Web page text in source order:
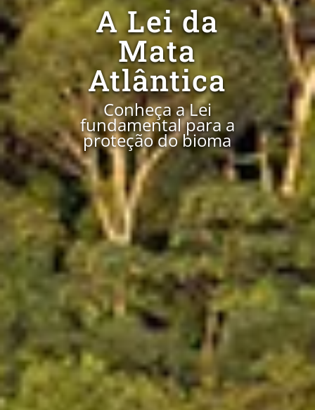
A Lei da
Mata
Atlântica
Conheça a Lei
fundamental para a
proteção do bioma